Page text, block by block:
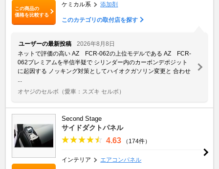
この商品の
価格を比較する
ケミカル系 添加剤
このカテゴリの取付店を探す
ユーザーの最新投稿
2026年8月8日
ネットで評価の高い AZ FCR-062の上位モデルである AZ FCR-
062プレミアムを半信半疑で シリンダー内のカーボンデポジット
に起因する ノッキング対策としてハイオクガソリン変更と 合わせ
オヤジのセルボ （愛車：スズキ セルボ）
Second Stage
サイドダクトパネル
4.63 （174件）
インテリア エアコンパネル